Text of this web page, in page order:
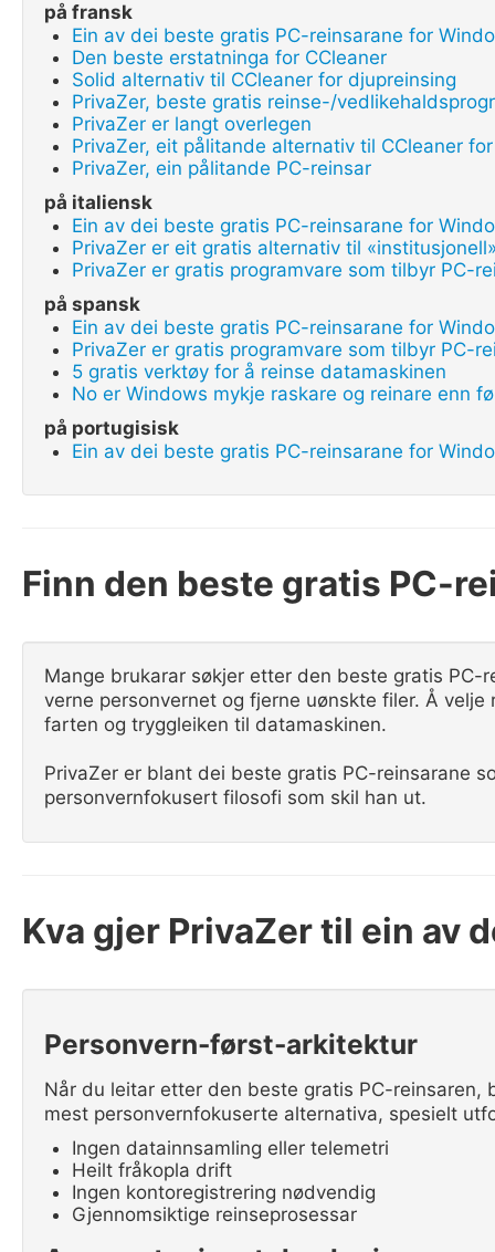
på fransk
Ein av dei beste gratis PC-reinsarane for
Den beste erstatninga for CCleaner
Solid alternativ til CCleaner for djupreinsing
PrivaZer, beste gratis reinse-/
PrivaZer er langt overlegen
PrivaZer, eit pålitande alternativ til CCleaner
PrivaZer, ein pålitande PC-reinsar
på italiensk
Ein av dei beste gratis PC-reinsarane for
PrivaZer er eit gratis alternativ til
PrivaZer er gratis programvare som tilbyr PC-
på spansk
Ein av dei beste gratis PC-reinsarane for
PrivaZer er gratis programvare som tilbyr PC-
5 gratis verktøy for å reinse datamaskinen
No er Windows mykje raskare og reinare enn
på portugisisk
Ein av dei beste gratis PC-reinsarane for
Finn den beste gratis PC-
Mange brukarar søkjer etter den beste gratis
verne personvernet og fjerne uønskte filer. Å
farten og tryggleiken til datamaskinen.
PrivaZer er blant dei beste gratis PC-reinsarane
personvernfokusert filosofi som skil han ut.
Kva gjer PrivaZer til ein av
Personvern-først-arkitektur
Når du leitar etter den beste gratis PC-reinsaren,
mest personvernfokuserte alternativa, spesielt
Ingen datainnsamling eller telemetri
Heilt fråkopla drift
Ingen kontoregistrering nødvendig
Gjennomsiktige reinseprosessar